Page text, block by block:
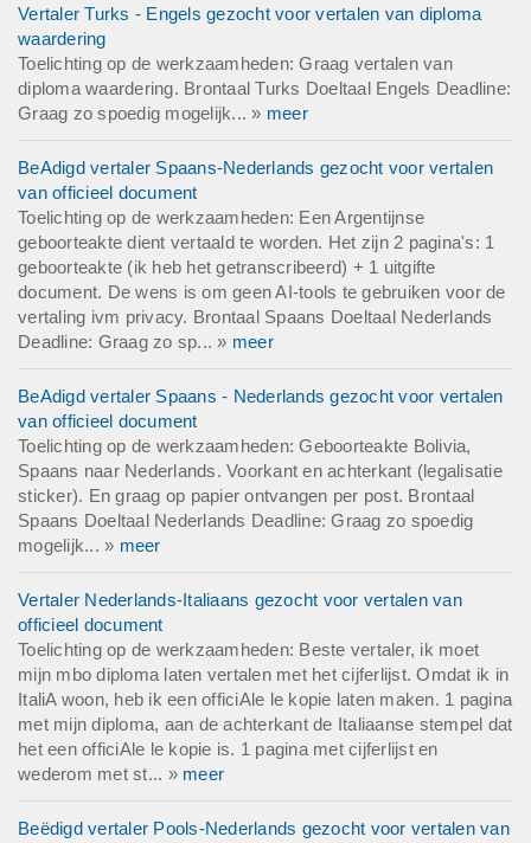
Vertaler Turks - Engels gezocht voor vertalen van diploma
waardering
Toelichting op de werkzaamheden: Graag vertalen van
diploma waardering. Brontaal Turks Doeltaal Engels Deadline:
Graag zo spoedig mogelijk... » meer
BeAdigd vertaler Spaans-Nederlands gezocht voor vertalen
van officieel document
Toelichting op de werkzaamheden: Een Argentijnse
geboorteakte dient vertaald te worden. Het zijn 2 pagina's: 1
geboorteakte (ik heb het getranscribeerd) + 1 uitgifte
document. De wens is om geen AI-tools te gebruiken voor de
vertaling ivm privacy. Brontaal Spaans Doeltaal Nederlands
Deadline: Graag zo sp... » meer
BeAdigd vertaler Spaans - Nederlands gezocht voor vertalen
van officieel document
Toelichting op de werkzaamheden: Geboorteakte Bolivia,
Spaans naar Nederlands. Voorkant en achterkant (legalisatie
sticker). En graag op papier ontvangen per post. Brontaal
Spaans Doeltaal Nederlands Deadline: Graag zo spoedig
mogelijk... » meer
Vertaler Nederlands-Italiaans gezocht voor vertalen van
officieel document
Toelichting op de werkzaamheden: Beste vertaler, ik moet
mijn mbo diploma laten vertalen met het cijferlijst. Omdat ik in
ItaliA woon, heb ik een officiAle le kopie laten maken. 1 pagina
met mijn diploma, aan de achterkant de Italiaanse stempel dat
het een officiAle le kopie is. 1 pagina met cijferlijst en
wederom met st... » meer
Beëdigd vertaler Pools-Nederlands gezocht voor vertalen van